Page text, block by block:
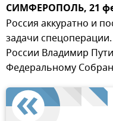
СИМФЕРОПОЛЬ, 21
Россия аккуратно и
задачи
России Владимир
Федеральному